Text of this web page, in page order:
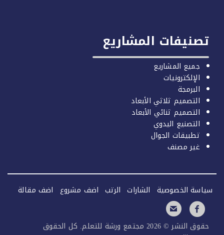
المشاريع
جميع المشاريع
الإلكترونيات
البرمجة
التصميم ثلاثي الأبعاد
التصميم ثنائي الأبعاد
التصنيع اليدوي
تطبيقات الجوال
غير مصنف
الخصوصية الشارات الرتب اضف مشروع اضف مقالة
حقوق النشر © 2026 مجتمع ورشة للتعلم. كل الحقوق